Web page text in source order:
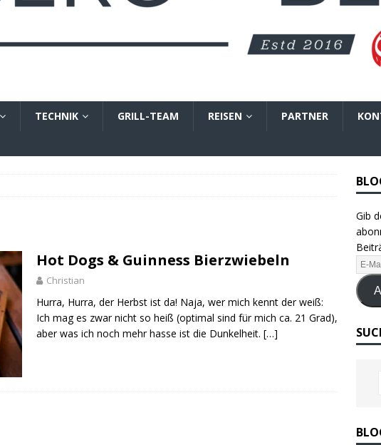
TECHNIK GRILL-TEAM REISEN PARTNER
Hot Dogs & Guinness Bierzwiebeln
Christian
Hurra, Hurra, der Herbst ist da! Naja, wer mich kennt der weiß:
Ich mag es zwar nicht so heiß (optimal sind für mich ca. 21 Grad),
aber was ich noch mehr hasse ist die Dunkelheit. […]
Gib